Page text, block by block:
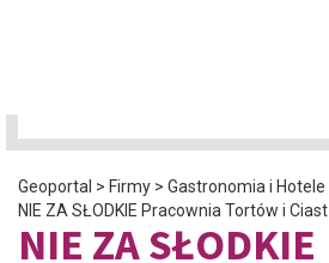
Geoportal > Firmy > Gastronomia i Hotele
NIE ZA SŁODKIE Pracownia Tortów i Ciast
NIE ZA SŁODKIE